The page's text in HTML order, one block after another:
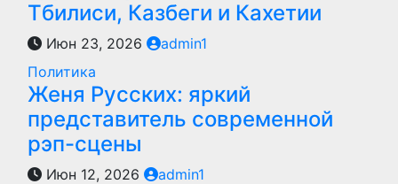
Тбилиси, Казбеги и Кахетии
Июн 23, 2026
admin1
Политика
Женя Русских: яркий
представитель современной
рэп-сцены
Июн 12, 2026 admin1